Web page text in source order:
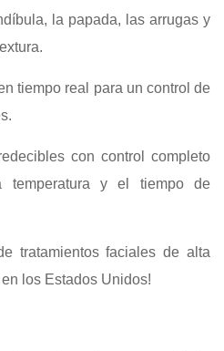
la papada, las arrugas y
tiempo real para un control de
con control completo
temperatura y el tiempo de
tratamientos faciales de alta
los Estados Unidos!